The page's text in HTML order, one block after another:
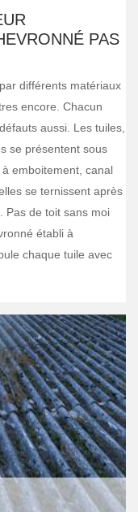
PAS
différents matériaux
encore. Chacun
aussi. Les tuiles,
se présentent sous
emboitement, canal
se ternissent après
Pas de toit sans moi
établi à
chaque tuile avec